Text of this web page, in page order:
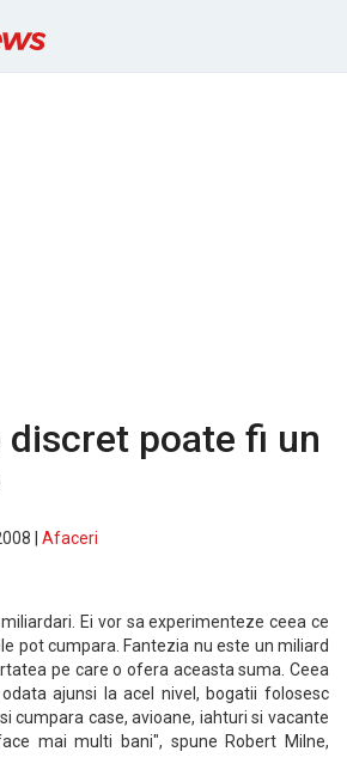
discret poate fi un
| Afaceri
Ei vor sa experimenteze ceea ce
pot cumpara. Fantezia nu este un miliard
pe care o ofera aceasta suma. Ceea
ajunsi la acel nivel, bogatii folosesc
cumpara case, avioane, iahturi si vacante
mai multi bani", spune Robert Milne,